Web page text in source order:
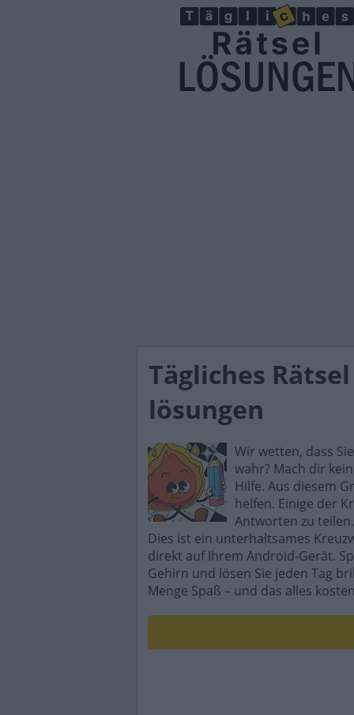
Tägliches
lösungen
Wir wetten, dass
wahr? Mach dir
Hilfe. Aus diesem
helfen. Einige der
Antworten zu teilen.
Dies ist ein unterhaltsames
direkt auf Ihrem Android-Gerät.
Gehirn und lösen Sie jeden Tag
Menge Spaß – und das alles